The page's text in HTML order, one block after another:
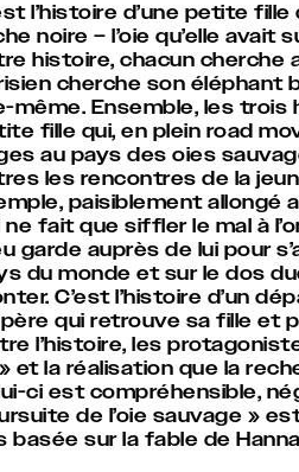
l’histoire d’une petite
noire – l’oie qu’elle avait
histoire, chacun cherche
cherche son éléphant
même. Ensemble, les
fille qui, en plein road
au pays des oies
les rencontres de la
paisiblement allongé
ne fait que siffler le mal à
garde auprès de lui pour
du monde et sur le dos
C’est l’histoire d’un
qui retrouve sa fille et
l’histoire, les
et la réalisation que la
ci est compréhensible,
de l’oie sauvage »
basée sur la fable de